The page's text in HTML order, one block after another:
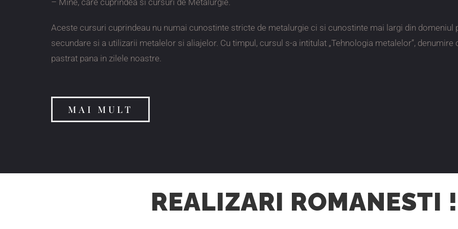
Aceste cursuri cuprindeau nu numai cunostinte stricte de metalurgie ci si cunostinte mai largi din domeniul
secundare si a utilizarii metalelor si aliajelor. Cu timpul, cursul s-a intitulat „Tehnologia metalelor”, denumire
pastrat pana in zilele noastre.
MAI MULT
REALIZARI ROMANESTI !